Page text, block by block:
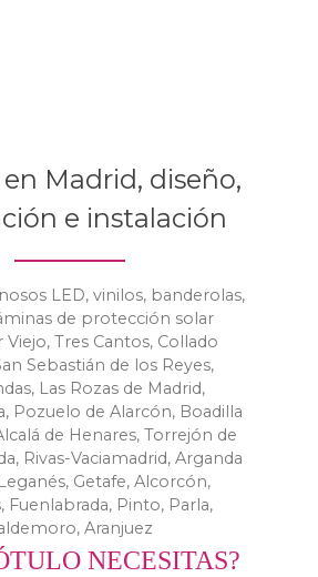
Madrid, diseño,
e instalación
LED, vinilos, banderolas,
de protección solar
Tres Cantos, Collado
Sebastián de los Reyes,
Las Rozas de Madrid,
Pozuelo de Alarcón, Boadilla
de Henares, Torrejón de
Rivas-Vaciamadrid, Arganda
Getafe, Alcorcón,
Fuenlabrada, Pinto, Parla,
Aranjuez
NECESITAS?